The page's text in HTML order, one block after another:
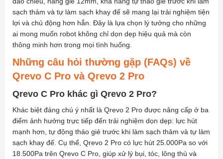
sạch thảm và tự làm sạch khay đế sẽ mang lại trải nghiệm tiện
lợi và chủ động hơn hẳn. Đây là lựa chọn lý tưởng cho những
ai mong muốn robot không chỉ dọn dẹp hiệu quả mà còn
thông minh hơn trong mọi tình huống.
Những câu hỏi thường gặp (FAQs) về
Qrevo C Pro và Qrevo 2 Pro
Qrevo C Pro khác gì Qrevo 2 Pro?
Khác biệt đáng chú ý nhất là Qrevo 2 Pro được nâng cấp ở ba
điểm ảnh hưởng trực tiếp đến trải nghiệm dọn dẹp: lực hút
mạnh hơn, tự động tháo giẻ trước khi làm sạch thảm và tự làm
sạch khay đế. Cụ thể, Qrevo 2 Pro có lực hút 25.000Pa so với
18.500Pa trên Qrevo C Pro, giúp xử lý bụi, tóc, lông thú và